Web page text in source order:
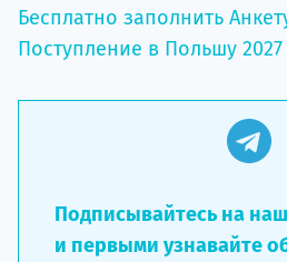
Бесплатно заполнить
Поступление в Польшу
Подписывайтесь на
и первыми узнавайте